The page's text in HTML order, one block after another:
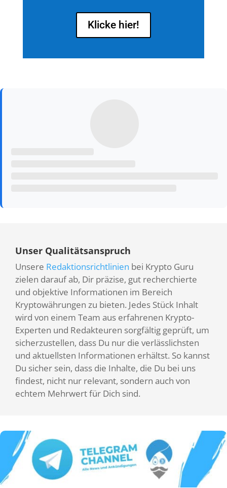
Klicke hier!
Unser Qualitätsanspruch
Unsere Redaktionsrichtlinien bei Krypto Guru
zielen darauf ab, Dir präzise, gut recherchierte
und objektive Informationen im Bereich
Kryptowährungen zu bieten. Jedes Stück Inhalt
wird von einem Team aus erfahrenen Krypto-
Experten und Redakteuren sorgfältig geprüft, um
sicherzustellen, dass Du nur die verlässlichsten
und aktuellsten Informationen erhältst. So kannst
Du sicher sein, dass die Inhalte, die Du bei uns
findest, nicht nur relevant, sondern auch von
echtem Mehrwert für Dich sind.